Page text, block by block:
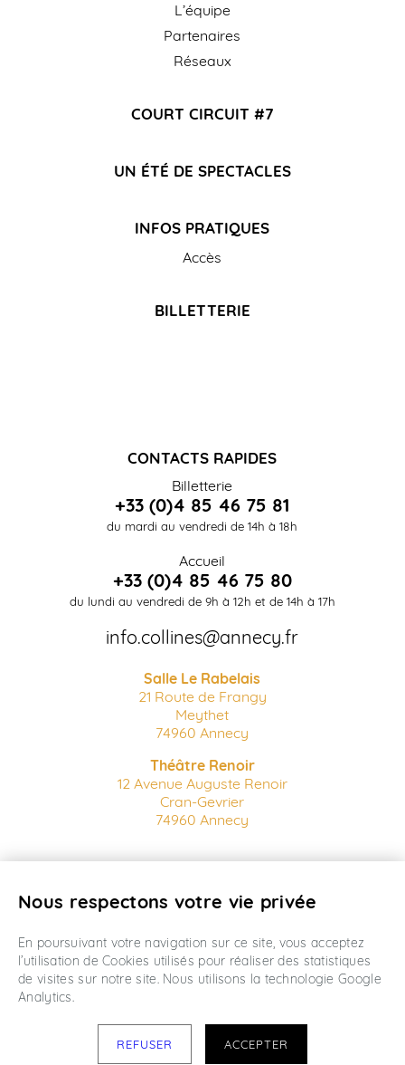
L’équipe
Partenaires
Réseaux
COURT CIRCUIT #7
UN ÉTÉ DE SPECTACLES
INFOS PRATIQUES
Accès
BILLETTERIE
CONTACTS RAPIDES
Billetterie
+33 (0)4 85 46 75 81
du mardi au vendredi de 14h à 18h
Accueil
+33 (0)4 85 46 75 80
du lundi au vendredi de 9h à 12h et de 14h à 17h
info.collines@annecy.fr
Salle Le Rabelais
21 Route de Frangy
Meythet
74960 Annecy
Théâtre Renoir
12 Avenue Auguste Renoir
Cran-Gevrier
74960 Annecy
Conditions Générales de vente
Créé par wanaka
Nous respectons votre vie privée
En poursuivant votre navigation sur ce site, vous acceptez
l’utilisation de Cookies utilisés pour réaliser des statistiques
de visites sur notre site. Nous utilisons la technologie Google
Analytics.
REFUSER ACCEPTER